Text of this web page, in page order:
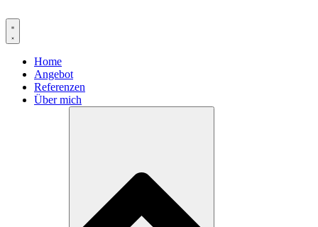
Inhalt
springen
Home
Angebot
Referenzen
Über mich